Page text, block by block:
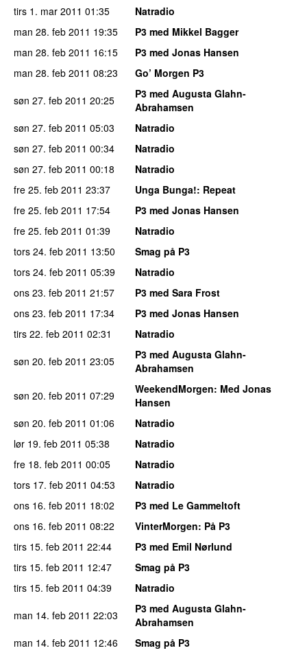
tirs 1. mar 2011 01:35
Natradio
man 28. feb 2011 19:35
P3 med Mikkel Bagger
man 28. feb 2011 16:15
P3 med Jonas Hansen
man 28. feb 2011 08:23
Go’ Morgen P3
søn 27. feb 2011 20:25
P3 med Augusta Glahn-
Abrahamsen
søn 27. feb 2011 05:03
Natradio
søn 27. feb 2011 00:34
Natradio
søn 27. feb 2011 00:18
Natradio
fre 25. feb 2011 23:37 Unga Bunga!: Repeat
fre 25. feb 2011 17:54
P3 med Jonas Hansen
fre 25. feb 2011 01:39
Natradio
tors 24. feb 2011 13:50
Smag på P3
tors 24. feb 2011 05:39
Natradio
ons 23. feb 2011 21:57
P3 med Sara Frost
ons 23. feb 2011 17:34
P3 med Jonas Hansen
tirs 22. feb 2011 02:31
Natradio
søn 20. feb 2011 23:05
P3 med Augusta Glahn-
Abrahamsen
søn 20. feb 2011 07:29 WeekendMorgen: Med Jonas
Hansen
søn 20. feb 2011 01:06
Natradio
lør 19. feb 2011 05:38
Natradio
fre 18. feb 2011 00:05
Natradio
tors 17. feb 2011 04:53
Natradio
ons 16. feb 2011 18:02
P3 med Le Gammeltoft
ons 16. feb 2011 08:22 VinterMorgen: På P3
tirs 15. feb 2011 22:44
P3 med Emil Nørlund
tirs 15. feb 2011 12:47
Smag på P3
tirs 15. feb 2011 04:39
Natradio
man 14. feb 2011 22:03
P3 med Augusta Glahn-
Abrahamsen
man 14. feb 2011 12:46
Smag på P3